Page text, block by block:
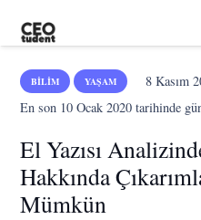
BILIM YAŞAM 8 Kasım
En son 10 Ocak 2020 tarihinde
El Yazısı
Hakkında
Mümkün